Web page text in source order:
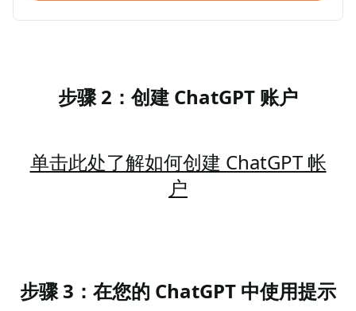
步骤 2：创建 ChatGPT 账户
单击此处了解如何创建 ChatGPT 帐
户
步骤 3：在您的 ChatGPT 中使用提示